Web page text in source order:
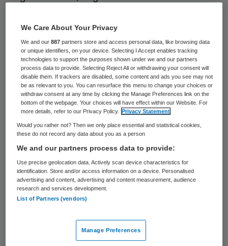
Lifestyle, een onderdeel van Tactus
Verslavingszorg. Dit meldt Psy.
Anoniem
Tactus Health en Lifestylegeeft sinds
begin dit jaar hulp bij cliënten thuis en ook
buiten kantoortijden. Hiermee bereikt
Tactus haar nieuwe doelgroep: mensen met
geld die bereid zijn een forse eigen bijdrage
te voldoen. Dat zijn ook de mensen die zich
melden de luxeprivékliniek U-Center
worden bereikt. Volgens Huis in ’t Veld gaat
het vaak om mensen met een zekere
We Care About Your Privacy
We and our887 partners store and access personal data, like browsing data
or unique identifiers, on your device. Selecting I Accept enables tracking
technologies to support the purposes shown under we and our partners
process data to provide. Selecting Reject All or withdrawing your consent will
disable them. If trackers are disabled, some content and ads you see may not
be as relevant to you. You can resurface this menu to change your choices or
withdraw consent at any time by clicking the Manage Preferences link on the
bottom of the webpage. Your choices will have effect within our Website. For
more details, refer to our Privacy Policy.
Privacy Statement
Would you rather not? Then we only place essential and statistical cookies,
these do not record any data about you as a person
We and our partners process data to provide:
Use precise geolocation data. Actively scan device characteristics for
identification. Store and/or access information on a device. Personalised
advertising and content, advertising and content measurement, audience
research and services development.
List of Partners (vendors)
Manage Preferences